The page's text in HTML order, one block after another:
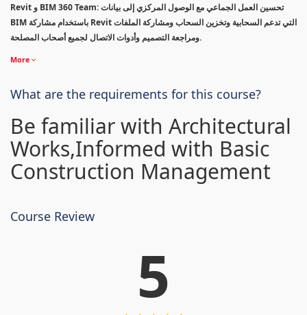
Revit و BIM 360 Team: تحسين العمل الجماعي مع الوصول المركزي إلى بيانات
BIM باستخدام مشاركة Revit التي تدعم السحابية وتخزين السحاب ومشاركة الملفات
ومراجعة التصميم وأدوات الاتصال لجميع أصحاب المصلحة.
More
What are the requirements for this course?
Be familiar with Architectural
Works,Informed with Basic
Construction Management
Course Review
5